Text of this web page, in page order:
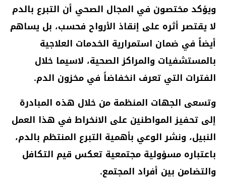
ويؤكد مختصون في المجال الصحي أن التبرع بالدم
لا يقتصر أثره على إنقاذ الأرواح فحسب، بل يساهم
أيضاً في ضمان استمرارية الخدمات العلاجية
بالمستشفيات والمراكز الصحية، لاسيما خلال
الفترات التي تعرف انخفاضاً في مخزون الدم.
وتسعى الجهات المنظمة من خلال هذه المبادرة
إلى تحفيز المواطنين على الانخراط في هذا العمل
النبيل، ونشر الوعي بأهمية التبرع المنتظم بالدم،
باعتباره مسؤولية مجتمعية تعكس قيم التكافل
والتضامن بين أفراد المجتمع.